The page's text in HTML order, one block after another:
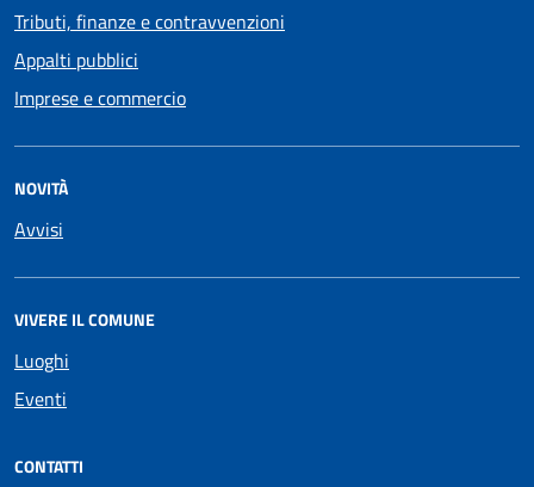
Tributi, finanze e contravvenzioni
Appalti pubblici
Imprese e commercio
NOVITÀ
Avvisi
VIVERE IL COMUNE
Luoghi
Eventi
CONTATTI